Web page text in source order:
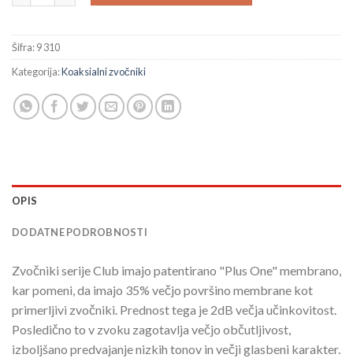
Šifra:9 310
Kategorija:Koaksialni zvočniki
OPIS
DODATNE PODROBNOSTI
Zvočniki serije Club imajo patentirano "Plus One" membrano,
kar pomeni, da imajo 35% večjo površino membrane kot
primerljivi zvočniki. Prednost tega je 2dB večja učinkovitost.
Posledično to v zvoku zagotavlja večjo občutljivost,
izboljšano predvajanje nizkih tonov in večji glasbeni karakter.